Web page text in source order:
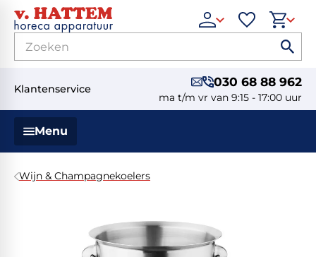
Klantenservice 030 68 88 962
ma t/m vr van 9:15 - 17:00 uur
Menu
Wijn & Champagnekoelers